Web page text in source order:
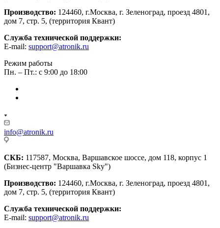
Производство: 124460, г.Москва, г. Зеленоград, проезд 4801,
дом 7, стр. 5, (территория Квант)
Служба технической поддержки:
E-mail: support@atronik.ru
Режим работы
Пн. – Пт.: с 9:00 до 18:00
info@atronik.ru
СКБ: 117587, Москва, Варшавское шоссе, дом 118, корпус 1
(Бизнес-центр "Варшавка Sky")
Производство: 124460, г.Москва, г. Зеленоград, проезд 4801,
дом 7, стр. 5, (территория Квант)
Служба технической поддержки:
E-mail: support@atronik.ru